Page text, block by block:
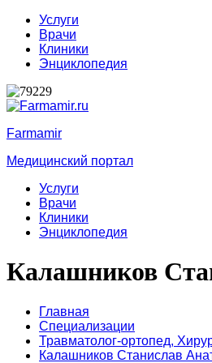
Услуги
Врачи
Клиники
Энциклопедия
Farmamir
Медицинский портал
Услуги
Врачи
Клиники
Энциклопедия
Калашников
Главная
Специализации
Травматолог-ортопед,
Калашников Станислав